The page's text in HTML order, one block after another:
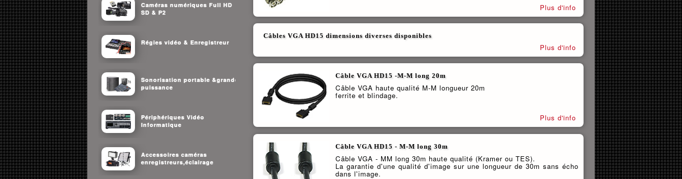
Caméras numériques Full HD
SD & P2
Régies vidéo & Enregistreur
Sonorisation portable &grande
puissance
Périphériques Vidéo
Informatique
Accessoires caméras
enregistreurs,éclairage
Plus d'info
Câbles VGA HD15 dimensions diverses disponibles
Plus d'info
Câble VGA HD15 -M-M long 20m
Câble VGA haute qualité M-M longueur 20m
ferrite et blindage.
Plus d'info
Câble VGA HD15 - M-M long 30m
Câble VGA - MM long 30m haute qualité (Kramer ou TES).
La garantie d'une qualité d'image sur une longueur de 30m sans écho
dans l'image.